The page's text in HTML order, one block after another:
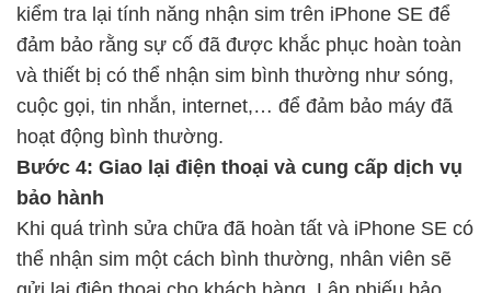
kiểm tra lại tính năng nhận sim trên iPhone SE để
đảm bảo rằng sự cố đã được khắc phục hoàn toàn
và thiết bị có thể nhận sim bình thường như sóng,
cuộc gọi, tin nhắn, internet,… để đảm bảo máy đã
hoạt động bình thường.
Bước 4: Giao lại điện thoại và cung cấp dịch vụ
bảo hành
Khi quá trình sửa chữa đã hoàn tất và iPhone SE có
thể nhận sim một cách bình thường, nhân viên sẽ